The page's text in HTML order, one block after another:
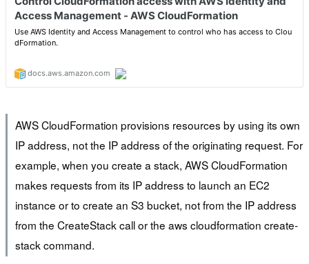
AWS CloudFormation provisions resources by using its own
IP address, not the IP address of the originating request. For
example, when you create a stack, AWS CloudFormation
makes requests from its IP address to launch an EC2
instance or to create an S3 bucket, not from the IP address
from the CreateStack call or the aws cloudformation create-
stack command.